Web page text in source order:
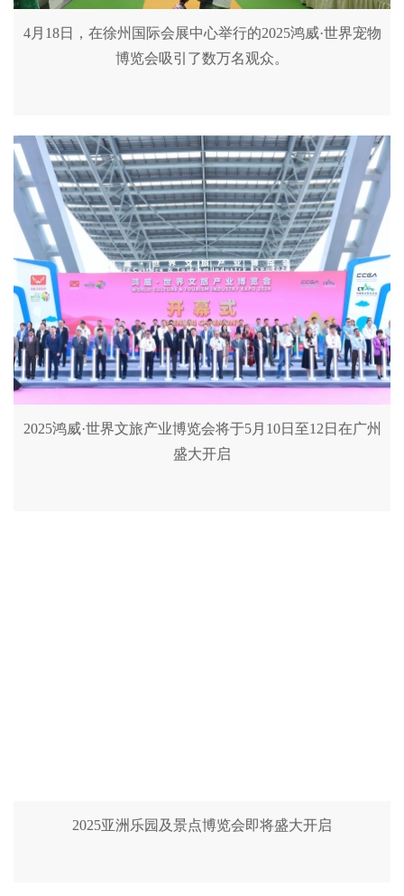
4月18日，在徐州国际会展中心举行的2025鸿威·世界宠物
博览会吸引了数万名观众。
2025鸿威·世界文旅产业博览会将于5月10日至12日在广州
盛大开启
2025亚洲乐园及景点博览会即将盛大开启